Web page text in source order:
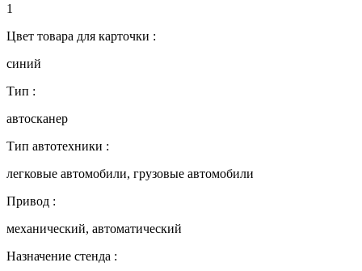
1
Цвет товара для карточки :
синий
Тип :
автосканер
Тип автотехники :
легковые автомобили, грузовые автомобили
Привод :
механический, автоматический
Назначение стенда :